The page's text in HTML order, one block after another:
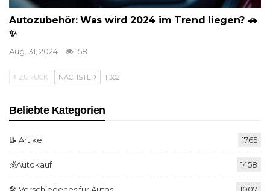
Autozubehör: Was wird 2024 im Trend liegen? 🚗
✨
Aug. 31, 2024 158
ZURÜCK NÄCHSTE 1 302
Beliebte Kategorien
📝 Artikel 1765
💰Autokauf 1458
🛠️ Verschiedenes für Autos 1007